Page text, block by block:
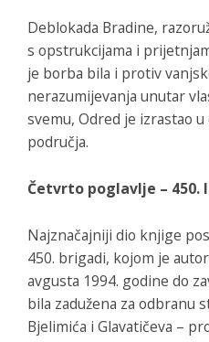
Deblokada Bradine,
s opstrukcijama i
je borba bila i protiv
nerazumijevanja unutar
svemu, Odred je izrastao
područja.
Četvrto poglavlje – 450.
Najznačajniji dio knjige
450. brigadi, kojom je
avgusta 1994. godine do
bila zadužena za odbranu
Bjelimića i Glavatičeva –